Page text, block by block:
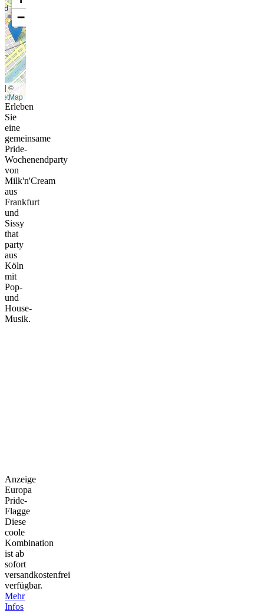
−
|©
Erleben
Sie
eine
gemeinsame
Pride-
Wochenendparty
von
Milk'n'Cream
aus
Frankfurt
und
Sissy
that
party
aus
Köln
mit
Pop-
und
House-
Musik.
Anzeige
Europa
Pride-
Flagge
Diese
coole
Kombination
ist ab
sofort
versandkostenfrei
verfügbar.
Mehr
Infos